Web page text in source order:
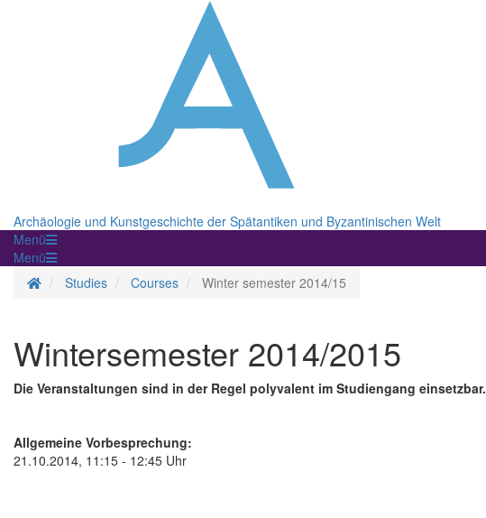
Archäologie und Kunstgeschichte der Spätantiken und Byzantinischen Welt
Menü
Menü
Homepage
Studies Courses Winter semester 2014/15
Wintersemester 2014/2015
Die Veranstaltungen sind in der Regel polyvalent im Studiengang einsetzbar.
Allgemeine Vorbesprechung:
21.10.2014, 11:15 - 12:45 Uhr